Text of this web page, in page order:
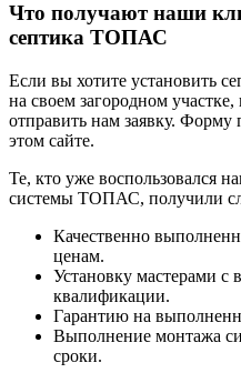
Что получают наши
септика ТОПАС
Если вы хотите установить
на своем загородном
отправить нам заявку. Форму
этом сайте.
Те, кто уже воспользовался
системы ТОПАС, получили
Качественно
ценам.
Установку мастерами с
квалификации.
Гарантию на
Выполнение монтажа
сроки.